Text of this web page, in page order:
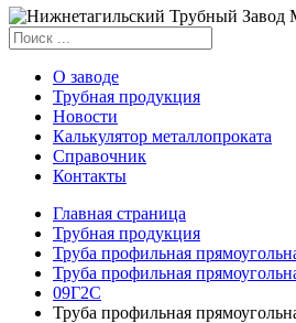
О заводе
Трубная продукция
Новости
Калькулятор металлопроката
Справочник
Контакты
Главная страница
Трубная продукция
Труба профильная
Труба профильная
09Г2С
Труба профильная